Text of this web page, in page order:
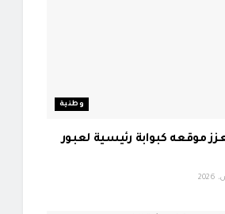
وطنية
موقعه كبوابة رئيسية لعبور